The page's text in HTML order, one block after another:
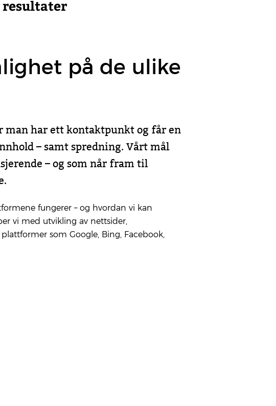
resultater
på de ulike
man har ett kontaktpunkt og får en
– samt spredning. Vårt mål
– og som når fram til
fungerer – og hvordan vi kan
vi med utvikling av nettsider,
som Google, Bing, Facebook,